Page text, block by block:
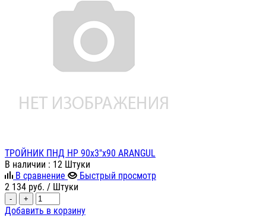
ТРОЙНИК ПНД НР 90х3"х90 ARANGUL
В наличии : 12 Штуки
В сравнение
Быстрый просмотр
2 134 руб. / Штуки
- +
Добавить в корзину